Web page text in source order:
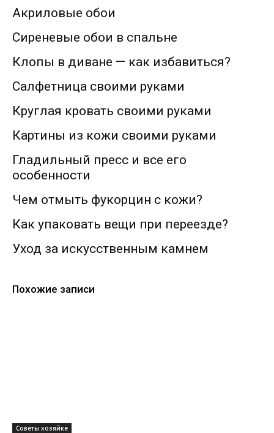
Акриловые обои
Сиреневые обои в спальне
Клопы в диване — как избавиться?
Салфетница своими руками
Круглая кровать своими руками
Картины из кожи своими руками
Гладильный пресс и все его
особенности
Чем отмыть фукорцин с кожи?
Как упаковать вещи при переезде?
Уход за искусственным камнем
Похожие записи
Советы хозяйке